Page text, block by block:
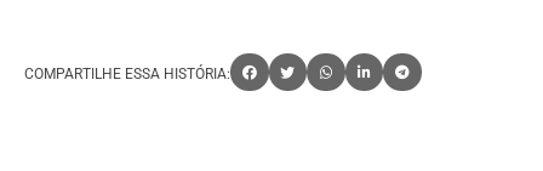
COMPARTILHE ESSA HISTÓRIA: